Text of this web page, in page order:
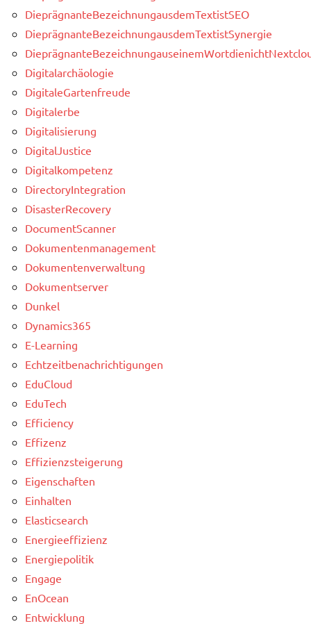
DieprägnanteBezeichnungausdemTextistSEO
DieprägnanteBezeichnungausdemTextistSynergie
Digitalarchäologie
DigitaleGartenfreude
Digitalerbe
Digitalisierung
DigitalJustice
Digitalkompetenz
DirectoryIntegration
DisasterRecovery
DocumentScanner
Dokumentenmanagement
Dokumentenverwaltung
Dokumentserver
Dunkel
Dynamics365
E-Learning
Echtzeitbenachrichtigungen
EduCloud
EduTech
Efficiency
Effizenz
Effizienzsteigerung
Eigenschaften
Einhalten
Elasticsearch
Energieeffizienz
Energiepolitik
Engage
EnOcean
Entwicklung